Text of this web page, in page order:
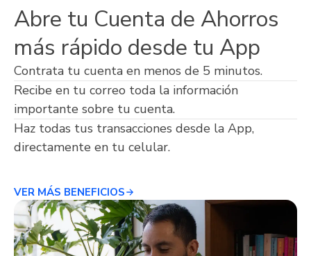
Abre tu Cuenta de Ahorros
más rápido desde tu App
Contrata tu cuenta en menos de 5 minutos.
Recibe en tu correo toda la información
importante sobre tu cuenta.
Haz todas tus transacciones desde la App,
directamente en tu celular.
VER MÁS BENEFICIOS